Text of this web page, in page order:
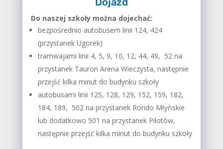
Do naszej szkoły można dojechać:
bezpośrednio autobusem linii 124, 424
(przystanek Ugorek)
tramwajami linii 4, 5, 9, 10, 12, 44, 49, 52 na
przystanek Tauron Arena Wieczysta, następnie
przejść kilka minut do budynku szkoły
autobusami linii 125, 128, 129, 152, 159, 182,
184, 189, 502 na przystanek Rondo Młyńskie
lub dodatkowo 501 na przystanek Pilotów,
następnie przejść kilka minut do budynku szkoły